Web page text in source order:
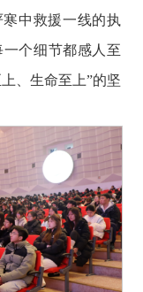
中救援一线的执
个细节都感人至
、生命至上”的坚